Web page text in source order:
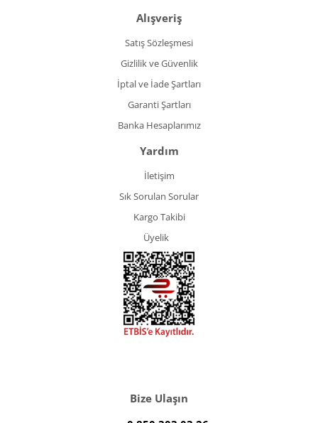
Alışveriş
Satış Sözleşmesi
Gizlilik ve Güvenlik
İptal ve İade Şartları
Garanti Şartları
Banka Hesaplarımız
Yardım
İletişim
Sık Sorulan Sorular
Kargo Takibi
Üyelik
Bize Ulaşın